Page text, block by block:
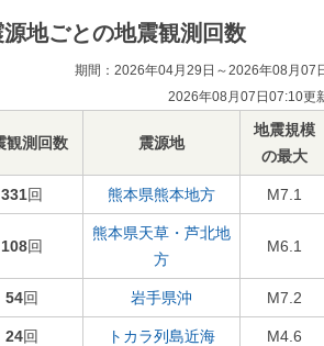
源地ごとの地震観測回数
期間：2026年04月29日～2026年08月07
2026年08月07日07:10更
観測回数 震源地
地震規模
の最大
331回 熊本県熊本地方 M7.1
108回
熊本県天草・芦北地
方
M6.1
54回 岩手県沖 M7.2
24回 トカラ列島近海 M4.6